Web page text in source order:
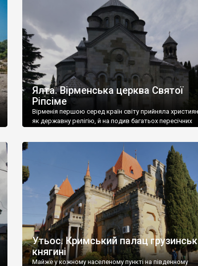
називаються «повстяками» (postaki)…” “Вино. Крим
виробляє відмінне вино і його вдосталь: воно все
легке біле і дуже […]
Ялта. Вірменська церква Святої
Ріпсіме
Вірменія першою серед країн світу прийняла
як державну релігію, й на подив багатьох пересічних
Утьос. Кримський палац
княгині
Майже у кожному населеному пункті на південному